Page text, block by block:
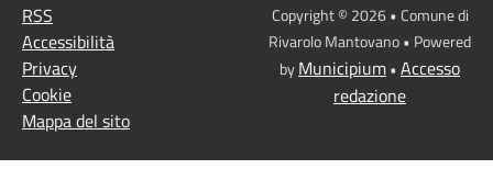
RSS
Accessibilità
Privacy
Cookie
Mappa del sito
Copyright © 2026 • Comune di
Rivarolo Mantovano • Powered
byMunicipium• Accesso
redazione